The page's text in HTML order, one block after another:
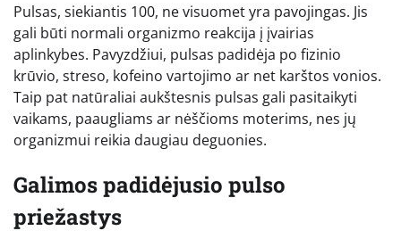
Pulsas, siekiantis 100, ne visuomet yra pavojingas. Jis
gali būti normali organizmo reakcija į įvairias
aplinkybes. Pavyzdžiui, pulsas padidėja po fizinio
krūvio, streso, kofeino vartojimo ar net karštos vonios.
Taip pat natūraliai aukštesnis pulsas gali pasitaikyti
vaikams, paaugliams ar nėščioms moterims, nes jų
organizmui reikia daugiau deguonies.
Galimos padidėjusio pulso
priežastys